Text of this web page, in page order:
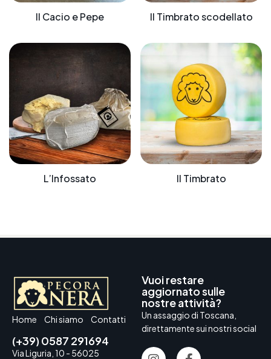
Il Cacio e Pepe Il Timbrato scodellato
L’Infossato Il Timbrato
Home Chi siamo Contatti
(+39) 0587 291694
Via Liguria, 10 - 56025
Vuoi restare
aggiornato sulle
nostre attività?
Un assaggio di Toscana,
direttamente sui nostri social